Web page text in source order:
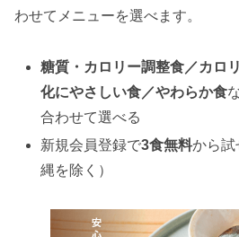
わせてメニューを選べます。
糖質・カロリー調整食／カロ
化にやさしい食／やわらか食
合わせて選べる
新規会員登録で3食無料から試
縄を除く）